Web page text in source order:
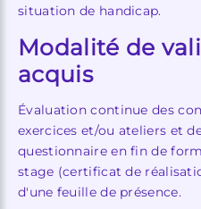
situation de handicap.
Modalité de
acquis
Évaluation continue des
exercices et/ou ateliers et
questionnaire en fin de
stage (certificat de
d'une feuille de présence.